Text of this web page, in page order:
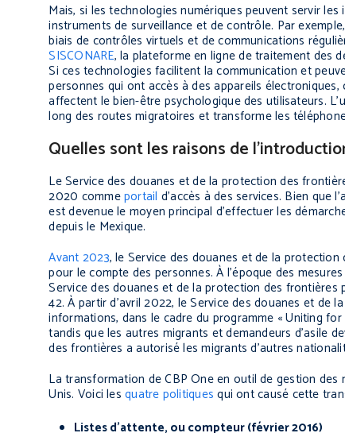
Mais, si les technologies numériques peuvent servir
instruments de surveillance et de contrôle. Par
biais de contrôles virtuels et de communications
SISCONARE, la plateforme en ligne de traitement des
Si ces technologies facilitent la communication et
personnes qui ont accès à des appareils
affectent le bien-être psychologique des utilisateurs.
long des routes migratoires et transforme les
Quelles sont les raisons de
Le Service des douanes et de la protection des
2020 commeportail d’accès à des services. Bien que
est devenue le moyen principal d’effectuer les
depuis le Mexique.
Avant 2023, le Service des douanes et de la
pour le compte des personnes. À l’époque des
Service des douanes et de la protection des
42. À partir d’avril 2022, le Service des douanes et
informations, dans le cadre du programme « Uniting
tandis que les autres migrants et demandeurs d’asile
des frontières a autorisé les migrants d’autres
La transformation de CBP One en outil de gestion
Unis. Voici lesquatre politiques qui ont causé cette
Listes d’attente, ou compteur (février 2016)